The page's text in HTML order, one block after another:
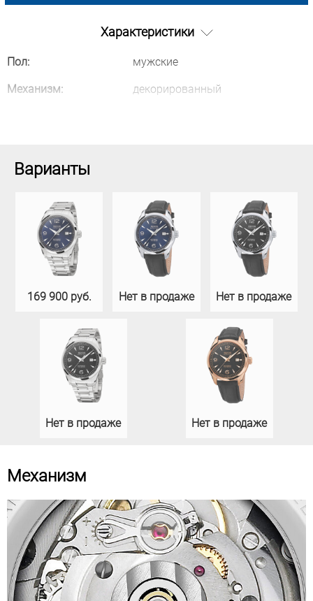
Характеристики
Пол: мужские
Механизм: декорированный
Варианты
169 900 руб. Нет в продаже Нет в продаже
Нет в продаже Нет в продаже
Механизм